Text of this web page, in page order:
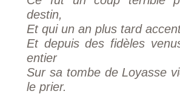
destin,
Et qui un an plus tard
Et depuis des fidèles
entier
Sur sa tombe de Loyasse
le prier.